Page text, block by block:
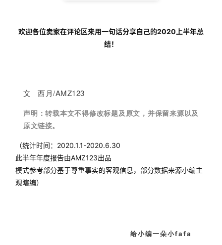
欢迎各位卖家在评论区来用一句话分享自己的2020上半年总
结！
文 西月/AMZ123
声明：转载本文不得修改标题及原文，并保留来源以及
原文链接。
（统计时间：2020.1.1-2020.6.30
此半年年度报告由AMZ123出品
模式参考部分基于尊重事实的客观信息，部分数据来源小编主
观瞎编）
给小编一朵小fafa